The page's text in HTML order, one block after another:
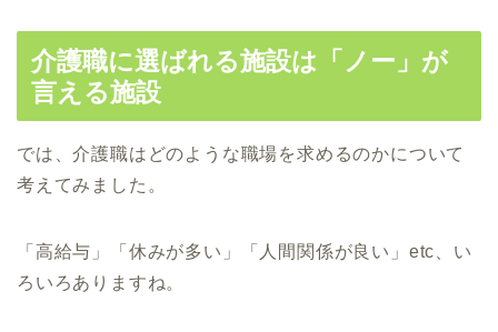
介護職に選ばれる施設は「ノー」が
言える施設
では、介護職はどのような職場を求めるのかについて
考えてみました。
「高給与」「休みが多い」「人間関係が良い」etc、い
ろいろありますね。